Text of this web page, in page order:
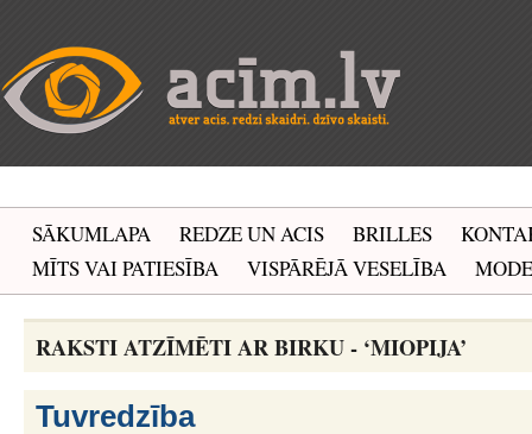
SĀKUMLAPA REDZE UN ACIS BRILLES
MĪTS VAI PATIESĪBA
VISPĀRĒJĀ VESELĪBA MODE
RAKSTI ATZĪMĒTI AR BIRKU - ‘MIOPIJA’
Tuvredzība